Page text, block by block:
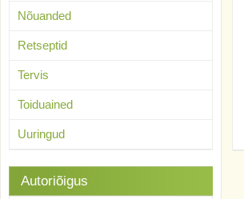
Nõuanded
Retseptid
Tervis
Toiduained
Uuringud
Autoriõigus